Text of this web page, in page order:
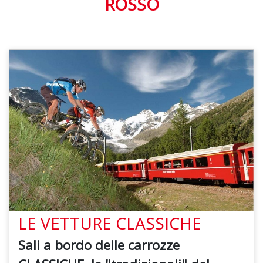
LE VETTURE CLASSICHE
Sali a bordo delle carrozze